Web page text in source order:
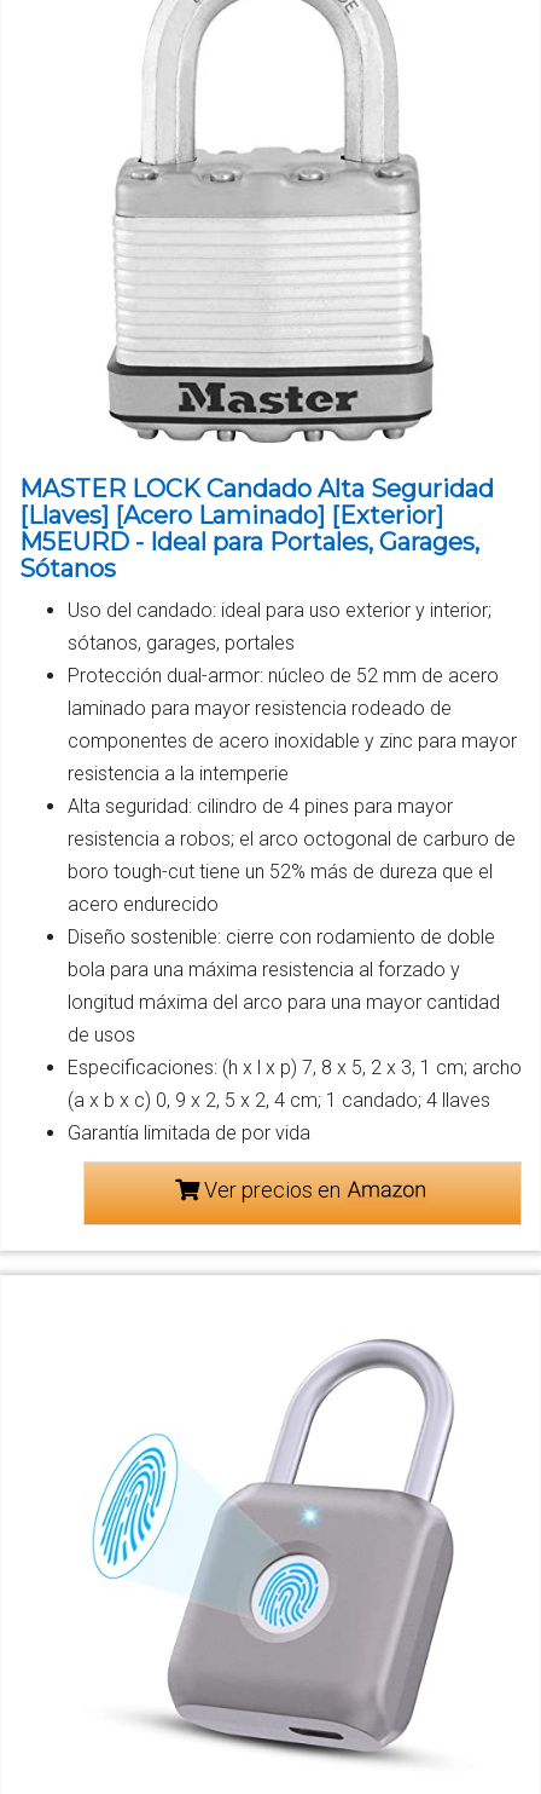
MASTER LOCK Candado Alta Seguridad
[Llaves] [Acero Laminado] [Exterior]
M5EURD - Ideal para Portales, Garages,
Sótanos
Uso del candado: ideal para uso exterior y interior;
sótanos, garages, portales
Protección dual-armor: núcleo de 52 mm de acero
laminado para mayor resistencia rodeado de
componentes de acero inoxidable y zinc para mayor
resistencia a la intemperie
Alta seguridad: cilindro de 4 pines para mayor
resistencia a robos; el arco octogonal de carburo de
boro tough-cut tiene un 52% más de dureza que el
acero endurecido
Diseño sostenible: cierre con rodamiento de doble
bola para una máxima resistencia al forzado y
longitud máxima del arco para una mayor cantidad
de usos
Especificaciones: (h x l x p) 7, 8 x 5, 2 x 3, 1 cm; archo
(a x b x c) 0, 9 x 2, 5 x 2, 4 cm; 1 candado; 4 llaves
Garantía limitada de por vida
Ver precios en